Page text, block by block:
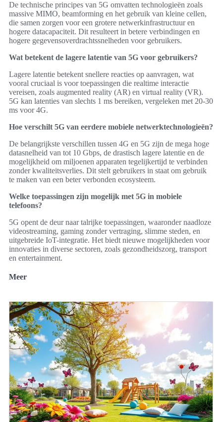
De technische principes van 5G omvatten technologieën zoals
massive MIMO, beamforming en het gebruik van kleine cellen,
die samen zorgen voor een grotere netwerkinfrastructuur en
hogere datacapaciteit. Dit resulteert in betere verbindingen en
hogere gegevensoverdrachtssnelheden voor gebruikers.
Wat betekent de lagere latentie van 5G voor gebruikers?
Lagere latentie betekent snellere reacties op aanvragen, wat
vooral cruciaal is voor toepassingen die realtime interactie
vereisen, zoals augmented reality (AR) en virtual reality (VR).
5G kan latenties van slechts 1 ms bereiken, vergeleken met 20-30
ms voor 4G.
Hoe verschilt 5G van eerdere mobiele netwerktechnologieën?
De belangrijkste verschillen tussen 4G en 5G zijn de mega hoge
datasnelheid van tot 10 Gbps, de drastisch lagere latentie en de
mogelijkheid om miljoenen apparaten tegelijkertijd te verbinden
zonder kwaliteitsverlies. Dit stelt gebruikers in staat om gebruik
te maken van een beter verbonden ecosysteem.
Welke toepassingen zijn mogelijk met 5G in mobiele
telefoons?
5G opent de deur naar talrijke toepassingen, waaronder naadloze
videostreaming, gaming zonder vertraging, slimme steden, en
uitgebreide IoT-integratie. Het biedt nieuwe mogelijkheden voor
innovaties in diverse sectoren, zoals gezondheidszorg, transport
en entertainment.
Meer